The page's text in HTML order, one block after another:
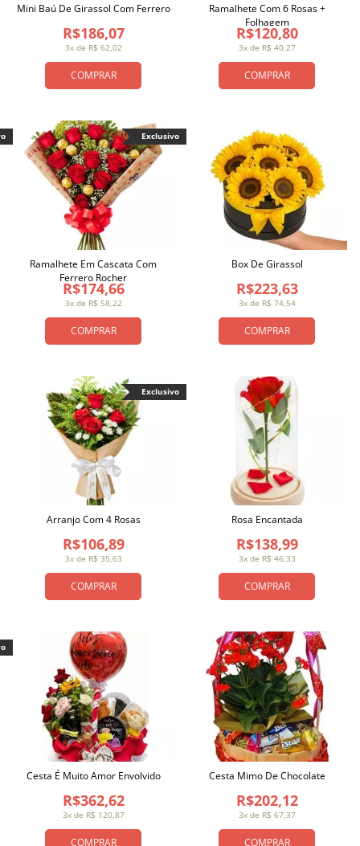
COMPRAR
3x de R$ 62,02
R$186,07
Mini Baú De Girassol Com Ferrero
COMPRAR
3x de R$ 40,27
R$120,80
Ramalhete Com 6 Rosas +
Folhagem
COMPRAR
3x de R$ 58,22
R$174,66
Ramalhete Em Cascata Com
Ferrero Rocher
Exclusivo
COMPRAR
3x de R$ 74,54
R$223,63
Box De Girassol
COMPRAR
3x de R$ 35,63
R$106,89
Arranjo Com 4 Rosas
Exclusivo
COMPRAR
3x de R$ 46,33
R$138,99
Rosa Encantada
COMPRAR
3x de R$ 120,87
R$362,62
Cesta É Muito Amor Envolvido
COMPRAR
3x de R$ 67,37
R$202,12
Cesta Mimo De Chocolate